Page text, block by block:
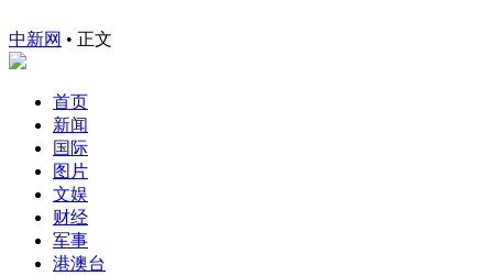
中新网 • 正文
首页
新闻
国际
图片
文娱
财经
军事
港澳台